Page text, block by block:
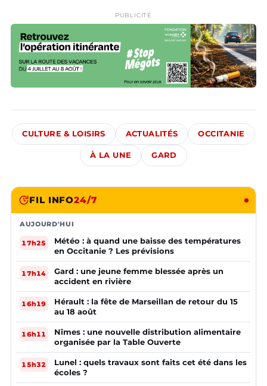
PUBLICITÉ
CULTURE & LOISIRS ACTUALITÉS OCCITANIE
À LA UNE GARD
FIL INFO24/7
AUJOURD'HUI
17h25
Météo : à quand une baisse des températures
en Occitanie ? Les prévisions
17h14
Gard : une jeune femme blessée après un
accident en rivière
16h19
Hérault : la fête de Marseillan de retour du 15
au 18 août
16h11
Nîmes : une nouvelle distribution alimentaire
organisée par la Table Ouverte
15h32
Lunel : quels travaux sont faits cet été dans les
écoles ?